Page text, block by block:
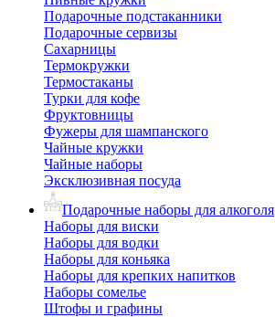
Подарочные подстаканники
Подарочные сервизы
Сахарницы
Термокружки
Термостаканы
Турки для кофе
Фруктовницы
Фужеры для шампанского
Чайные кружки
Чайные наборы
Эксклюзивная посуда
Подарочные наборы для алкоголя
Наборы для виски
Наборы для водки
Наборы для коньяка
Наборы для крепких напитков
Наборы сомелье
Штофы и графины